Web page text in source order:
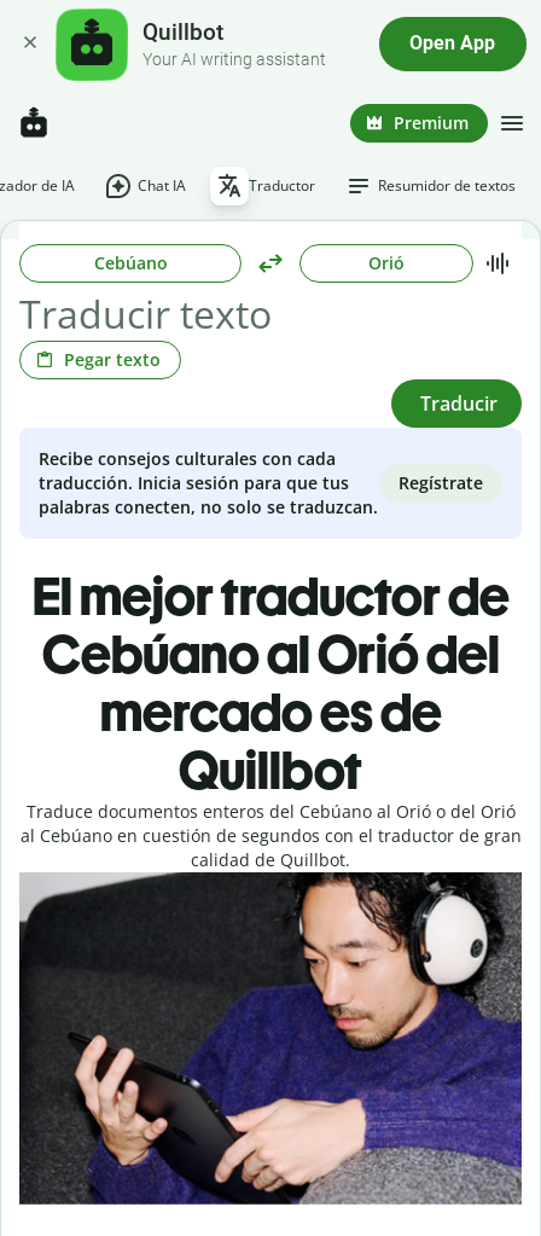
Quillbot
Your AI writing assistant
Open App
Premium
de IA Chat IA Traductor Resumidor de textos
Cebúano Orió
Pegar texto
Traducir
Recibe consejos culturales con cada
traducción. Inicia sesión para que tus
palabras conecten, no solo se traduzcan.
Regístrate
El mejor traductor de
Cebúano al Orió del
mercado es de
Quillbot
Traduce documentos enteros del Cebúano al Orió o del Orió
al Cebúano en cuestión de segundos con el traductor de gran
calidad de Quillbot.